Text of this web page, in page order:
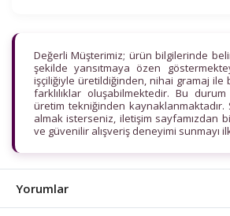
Değerli Müşterimiz; ürün bilgilerinde
şekilde yansıtmaya özen
işçiliğiyle üretildiğinden, nihai gramaj ile
farklılıklar oluşabilmektedir. Bu
üretim tekniğinden kaynaklanmaktadır.
almak isterseniz, iletişim sayfamızdan
ve güvenilir alışveriş deneyimi sunmayı
Yorumlar